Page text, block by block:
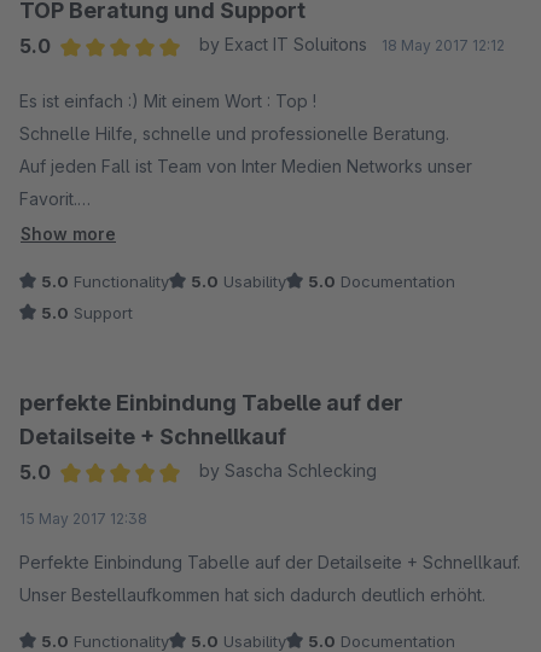
klasse Teil.
TOP Beratung und Support
5.0
by Exact IT Soluitons 18 May 2017 12:12
Es ist einfach :) Mit einem Wort : Top !
Schnelle Hilfe, schnelle und professionelle Beratung.
Auf jeden Fall ist Team von Inter Medien Networks unser
Favorit.
Vielen Dank
Show more
5.0 Functionality 5.0 Usability 5.0 Documentation
5.0 Support
perfekte Einbindung Tabelle auf der
Detailseite + Schnellkauf
5.0
by Sascha Schlecking
15 May 2017 12:38
Perfekte Einbindung Tabelle auf der Detailseite + Schnellkauf.
Unser Bestellaufkommen hat sich dadurch deutlich erhöht.
5.0 Functionality 5.0 Usability 5.0 Documentation